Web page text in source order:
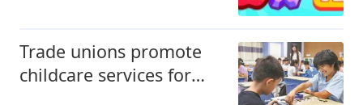
Trade unions promote
childcare services for